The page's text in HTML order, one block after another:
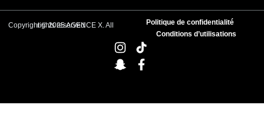
Copyright © 2025 AGENCE X. All rights reserved
Politique de confidentialité
Conditions d’utilisations